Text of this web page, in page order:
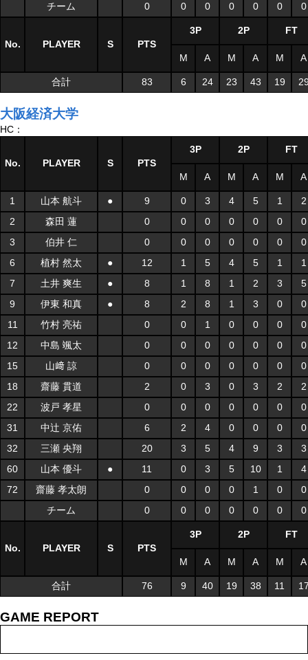
チーム
0 0 0 0 0 0 0
No. PLAYER S PTS
3P 2P FT
M A M A M A
合計 83 6 24 23 43 19
大阪経済大学
HC：
No. PLAYER S PTS
3P 2P FT
M A M A M A
1 山本 航斗 ● 9 0 3 4 5 1
2
2
森田 蓮 0 0 0 0 0 0
0
3
伯井 仁 0 0 0 0 0 0
0
6
植村 然太 ● 12 1 5 4 5 1
1
7
土井 爽生 ● 8 1 8 1 2 3
5
9
伊東 和真 ● 8 2 8 1 3 0
0
11
竹村 亮祐 0 0 1 0 0 0
0
12
中島 颯太 0 0 0 0 0 0
0
15
山﨑 諒 0 0 0 0 0 0
0
18
齋藤 貫道 2 0 3 0 3 2
2
22
波戸 孝星 0 0 0 0 0 0
0
31
中辻 京佑 6 2 4 0 0 0
0
32
三瀬 央翔 20 3 5 4 9 3
3
60
山本 優斗 ● 11 0 3 5 10 1
4
72
齋藤 孝太朗 0 0 0 0 1 0
0
チーム
0 0 0 0 0 0 0
No. PLAYER S PTS
3P 2P FT
M A M A M A
合計 76 9 40 19 38 11
GAME REPORT